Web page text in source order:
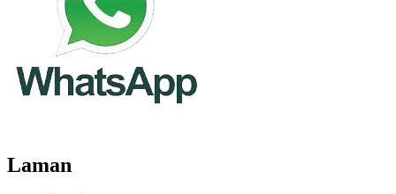
Laman